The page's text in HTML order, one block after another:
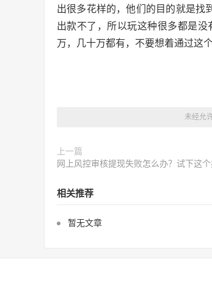
出很多花样的，他们的目的就是找
出款不了，所以玩这种很多都是
万，几十万都有，不要想着通过这
未经允
上一篇
网上风控审核提现失败怎么办？试下这个
相关推荐
暂无文章